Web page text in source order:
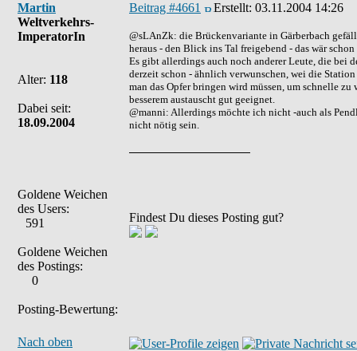
Martin
Weltverkehrs-
ImperatorIn
Alter: 118
Dabei seit:
18.09.2004
Goldene Weichen
des Users:
591
Goldene Weichen
des Postings:
0
Posting-Bewertung:
Beitrag #4661 Erstellt: 03.11.2004 14:26
@sLAnZk: die Brückenvariante in Gärberbach
heraus - den Blick ins Tal freigebend - das wär schon
Es gibt allerdings auch noch anderer Leute, die bei
derzeit schon - ähnlich verwunschen, wei die
man das Opfer bringen wird müssen, um schnelle
besserem austauscht gut geeignet.
@manni: Allerdings möchte ich nicht -auch als
nicht nötig sein.
Findest Du dieses Posting gut?
Nach oben